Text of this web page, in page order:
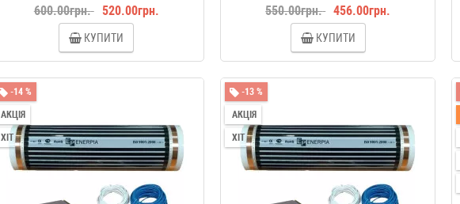
600.00грн. 520.00грн.
КУПИТИ
550.00грн. 456.00грн.
КУПИТИ
-14 %
АКЦІЯ
ХІТ
-13 %
АКЦІЯ
ХІТ